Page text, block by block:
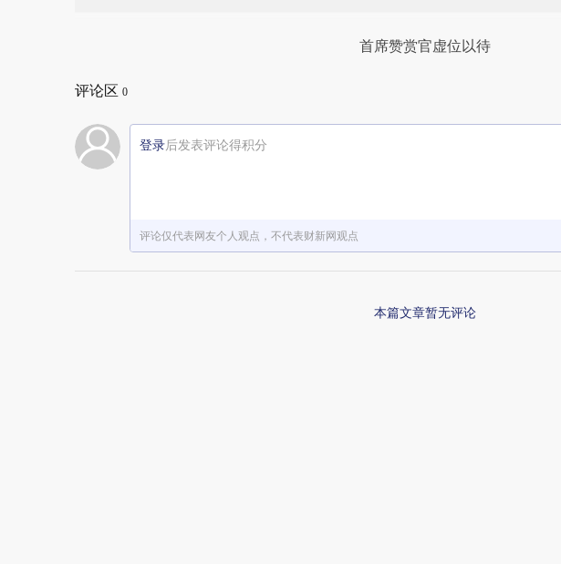
首席赞赏官虚位以待
评论区 0
登录后发表评论得积分
评论仅代表网友个人观点，不代表财新网观点
本篇文章暂无评论